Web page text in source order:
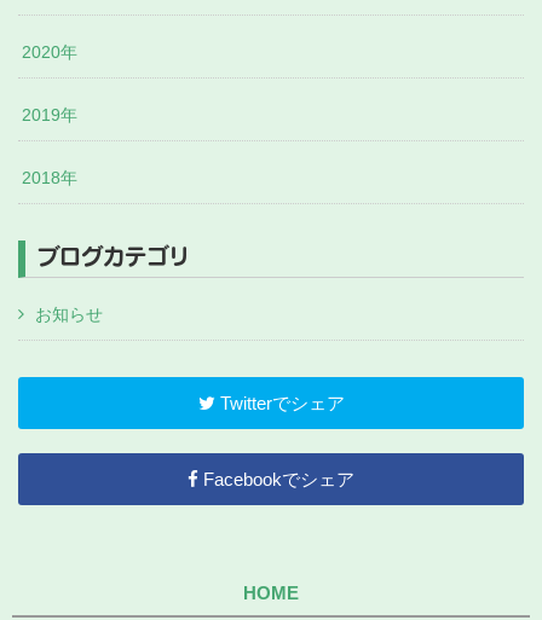
2020年
2019年
2018年
ブログカテゴリ
お知らせ
Twitterでシェア
Facebookでシェア
HOME